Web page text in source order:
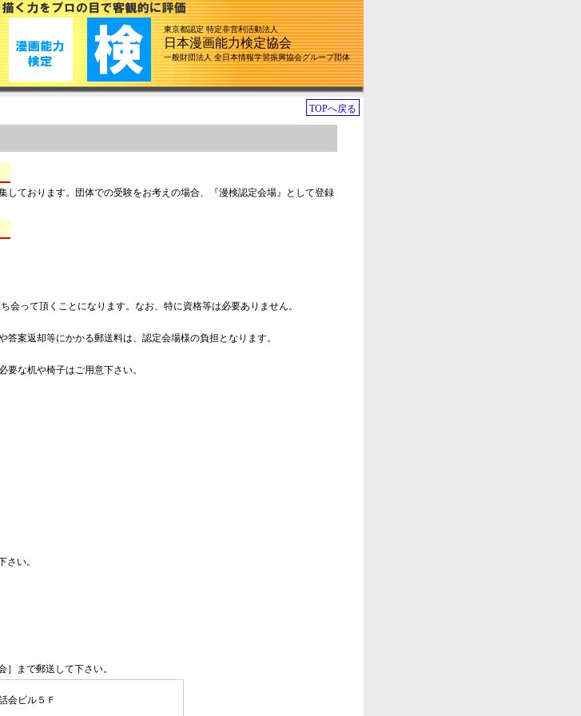
東京都認定 特定非営利活動法人
日本漫画能力検定協会
一般財団法人 全日本情報学習振興協会グループ団体
TOPへ戻る
しております。団体での受験をお考えの場合、『漫検認定会場』として登録
って頂くことになります。なお、特に資格等は必要ありません。
案返却等にかかる郵送料は、認定会場様の負担となります。
な机や椅子はご用意下さい。
さい。
まで郵送して下さい。
会ビル５Ｆ